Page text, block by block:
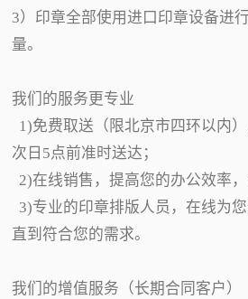
3）印章全部使用进口印章设备进
量。
我们的服务更专业
1)免费取送（限北京市四环以内）
次日5点前准时送达；
2)在线销售，提高您的办公效率
3)专业的印章排版人员，在线为
直到符合您的需求。
我们的增值服务（长期合同客户）